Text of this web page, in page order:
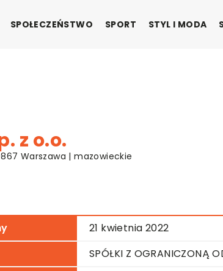
SPOŁECZEŃSTWO SPORT STYL I MODA
z o.o.
Warszawa | mazowieckie
21 kwietnia 2022
SPÓŁKI Z OGRANICZONĄ